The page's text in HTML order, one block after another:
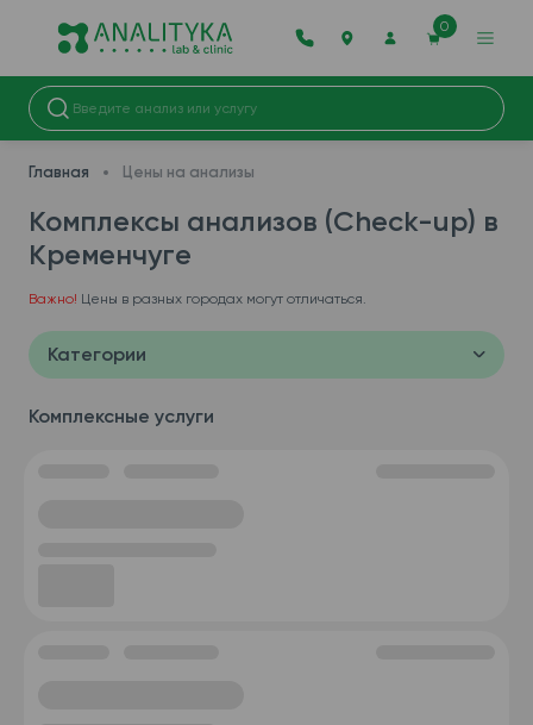
0
Главная Цены на анализы
Комплексы анализов (Check-up) в
Кременчуге
Важно! Цены в разных городах могут отличаться.
Категории
Комплексные услуги